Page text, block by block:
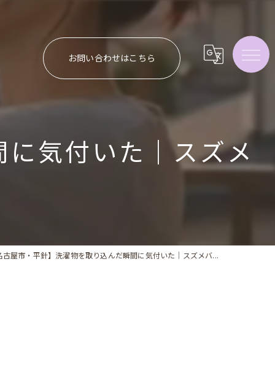
お問い合わせはこちら
に気付いた｜スズメ
古屋市・平針】洗濯物を取り込んだ瞬間に気付いた｜スズメバ...